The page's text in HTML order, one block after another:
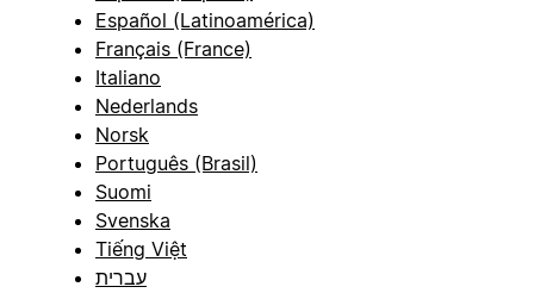
Español (Latinoamérica)
Français (France)
Italiano
Nederlands
Norsk
Português (Brasil)
Suomi
Svenska
Tiếng Việt
עברית